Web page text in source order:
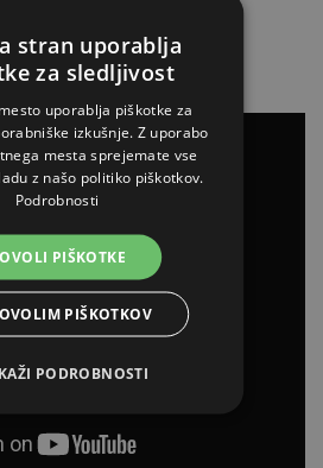
pakiranje v enem paketu
stran uporablja
za sledljivost
uporablja piškotke za
izkušnje. Z uporabo
mesta sprejemate vse
z našo politiko piškotkov.
Podrobnosti
PIŠKOTKE
PIŠKOTKOV
PODROBNOSTI